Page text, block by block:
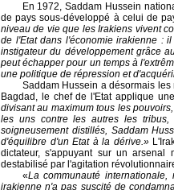
En 1972, Saddam Hussein
de pays sous-développé à celui de
niveau de vie que les Irakiens vivent
de l'Etat dans l'économie irakienne :
instigateur du développement grâce
peut échapper pour un temps à
une politique de répression et
Saddam Hussein a désormais
Bagdad, le chef de l'Etat applique
divisant au maximum tous les
les uns contre les autres les tribus,
soigneusement distillés, Saddam
d'équilibre d'un Etat à la dérive.»
dictateur, s'appuyant sur un
destabilisé par l'agitation
«La communauté
irakienne n'a pas suscité de